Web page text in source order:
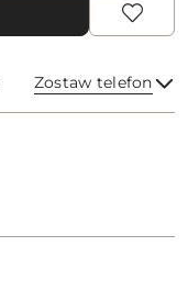
Zostaw telefon